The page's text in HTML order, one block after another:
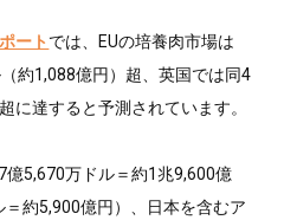
ート では、EUの培養肉市場は
約1,088億円）超、英国では同4
に達すると予測されています。
億5,670万ドル＝約1兆9,600億
約5,900億円）、日本を含むア